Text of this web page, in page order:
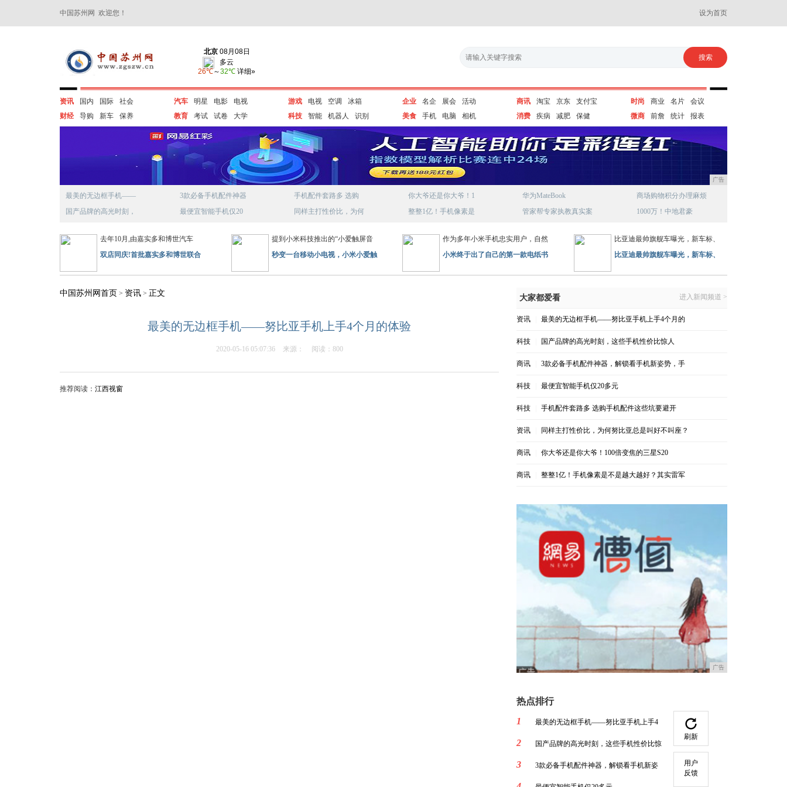
中国苏州网 欢迎您！ 设为首页
资讯 国内 国际
社会
财经
导购 新车 保养
汽车 明星 电影
电视
教育
考试 试卷 大学
游戏 电视 空调
冰箱
科技
智能 机器人 识别
企业 名企 展会
活动
美食
手机 电脑 相机
商讯 淘宝 京东
支付宝
消费
疾病 减肥 保健
时尚 商业 名片
会议
微商
前詹 统计 报表
广告
最美的无边框手机——
国产品牌的高光时刻，
3款必备手机配件神器
最便宜智能手机仅20
手机配件套路多 选购
同样主打性价比，为何
你大爷还是你大爷！1
整整1亿！手机像素是
华为MateBook
管家帮专家执教真实案
商场购物积分办理麻烦
1000万！中地君豪
去年10月,由嘉实多和博世汽车
双店同庆!首批嘉实多和博世联合
提到小米科技推出的“小爱触屏音
秒变一台移动小电视，小米小爱触
作为多年小米手机忠实用户，自然
小米终于出了自己的第一款电纸书
比亚迪最帅旗舰车曝光，新车标、
比亚迪最帅旗舰车曝光，新车标、
中国苏州网首页 > 资讯 > 正文
最美的无边框手机——努比亚手机上手4个月的体验
2020-05-16 05:07:36 来源： 阅读：800
推荐阅读： 江西视窗
大家都爱看 进入新闻频道 >
资讯 最美的无边框手机——努比亚手机上手4个月的
科技 国产品牌的高光时刻，这些手机性价比惊人
商讯 3款必备手机配件神器，解锁看手机新姿势，手
科技 最便宜智能手机仅20多元
科技 手机配件套路多 选购手机配件这些坑要避开
资讯 同样主打性价比，为何努比亚总是叫好不叫座？
商讯 你大爷还是你大爷！100倍变焦的三星S20
商讯 整整1亿！手机像素是不是越大越好？其实雷军
广告
热点排行
1
最美的无边框手机——努比亚手机上手4
2 国产品牌的高光时刻，这些手机性价比惊
3 3款必备手机配件神器，解锁看手机新姿
刷新
用户
反馈